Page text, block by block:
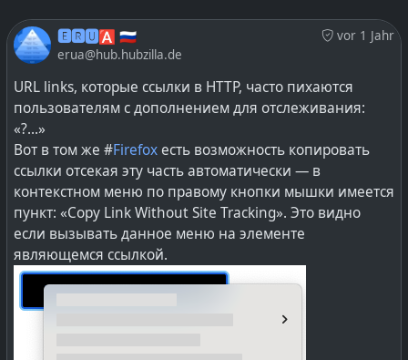
vor 1 Jahr
🅴🆁🆄🅰 🇷🇺
erua@hub.hubzilla.de
URL links, которые ссылки в HTTP, часто пихаются
пользователям с дополнением для отслеживания:
«?...»
Вот в том же #Firefoxесть возможность копировать
ссылки отсекая эту часть автоматически — в
контекстном меню по правому кнопки мышки имеется
пункт: «Copy Link Without Site Tracking». Это видно
если вызывать данное меню на элементе
являющемся ссылкой.